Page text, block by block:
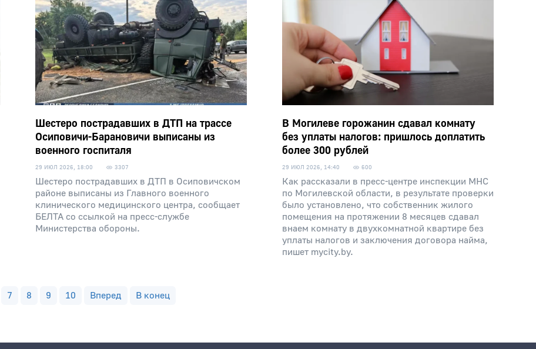
Шестеро пострадавших в ДТП на трассе
Осиповичи-Барановичи выписаны из
военного госпиталя
29 ИЮЛ 2026, 18:00 3307
Шестеро пострадавших в ДТП в Осиповичском
районе выписаны из Главного военного
клинического медицинского центра, сообщает
БЕЛТА со ссылкой на пресс-службе
Министерства обороны.
В Могилеве горожанин сдавал комнату
без уплаты налогов: пришлось доплатить
более 300 рублей
29 ИЮЛ 2026, 14:40 600
Как рассказали в пресс-центре инспекции МНС
по Могилевской области, в результате проверки
было установлено, что собственник жилого
помещения на протяжении 8 месяцев сдавал
внаем комнату в двухкомнатной квартире без
уплаты налогов и заключения договора найма,
пишет mycity.by.
7 8 9 10 Вперед В конец